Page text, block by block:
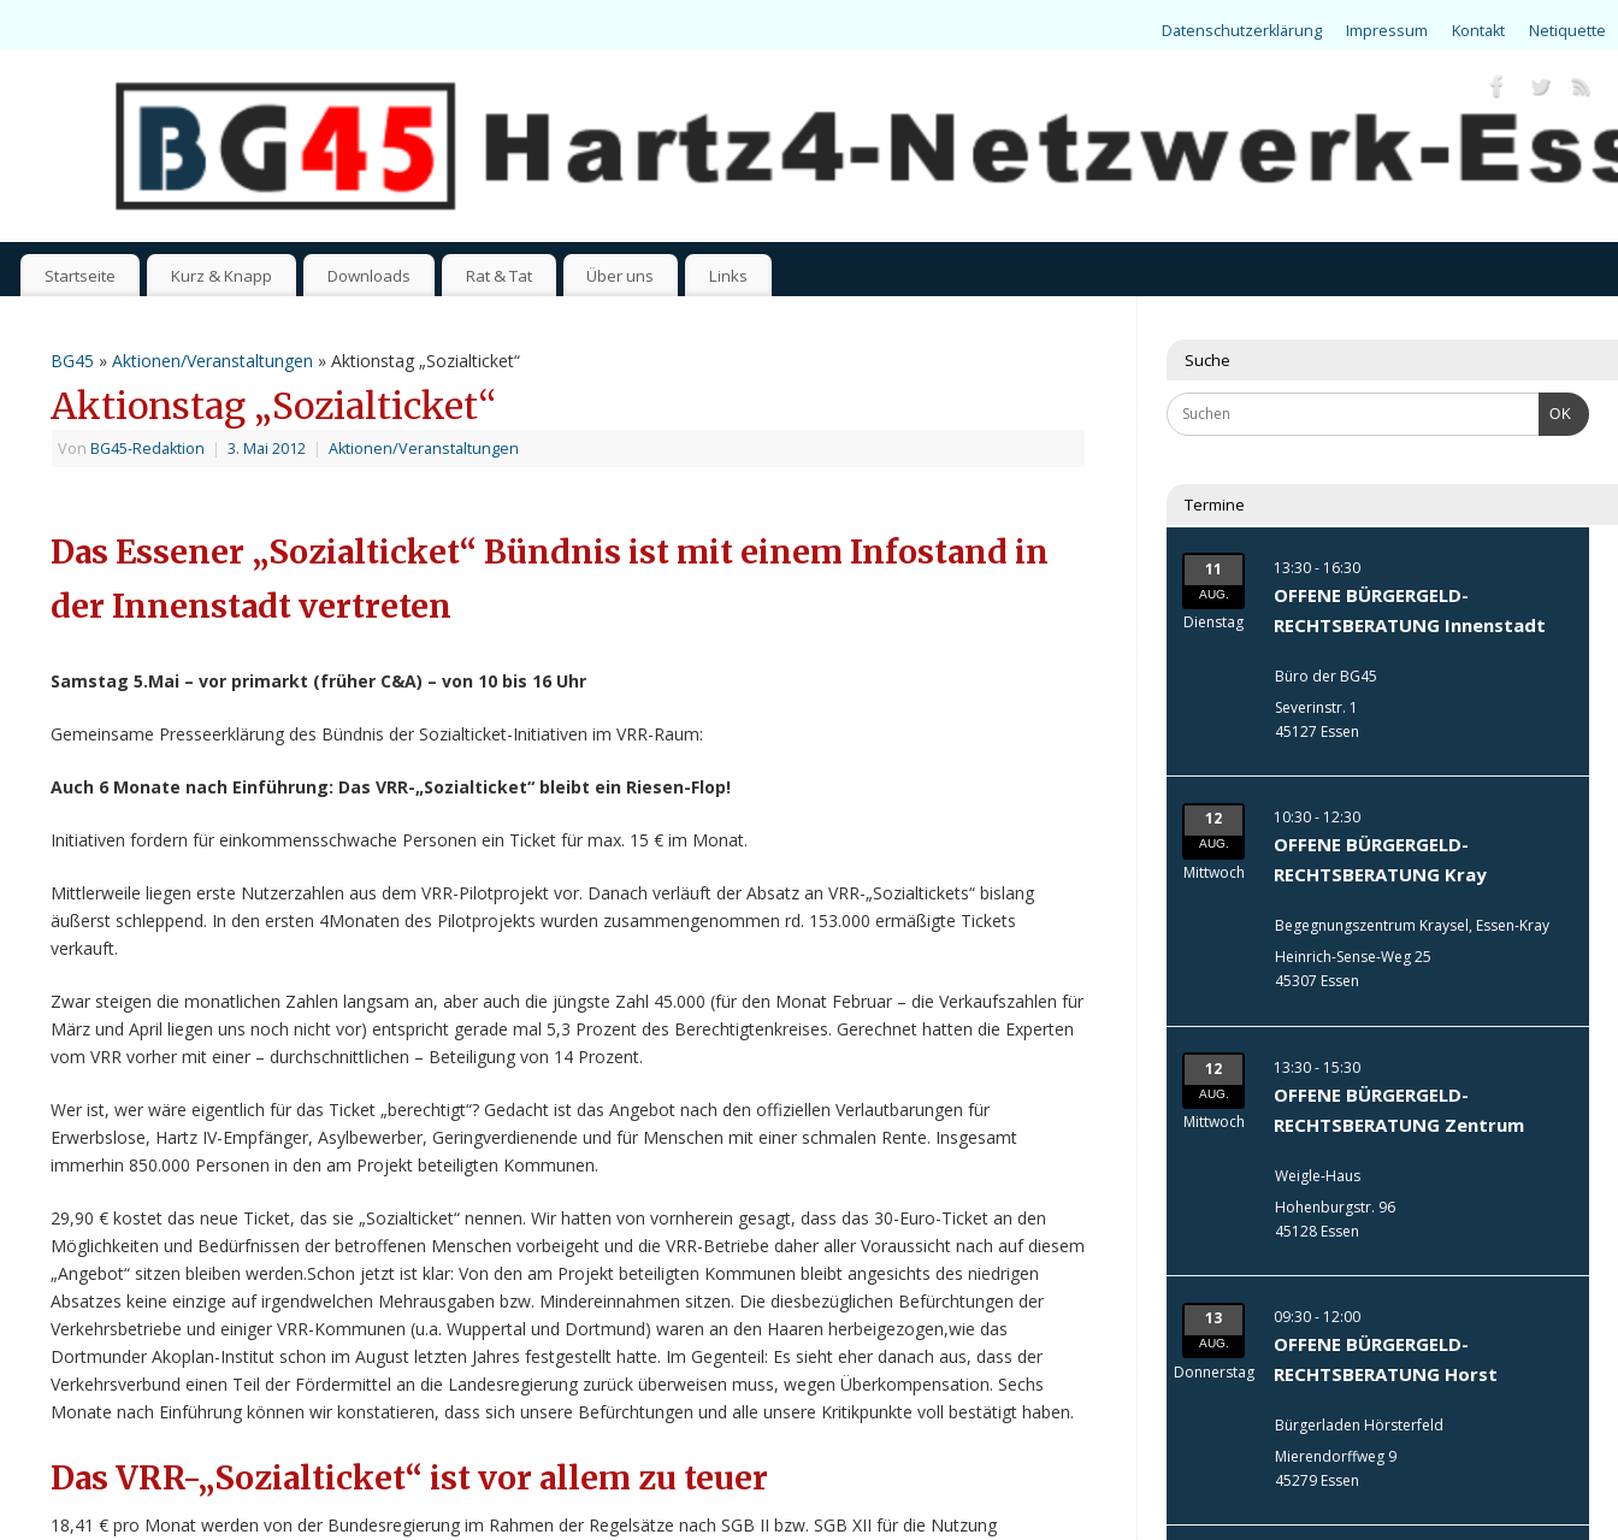
Datenschutzerklärung Impressum Kontakt Netiquette
Startseite Kurz & Knapp Downloads Rat & Tat Über uns Links
BG45 » Aktionen/Veranstaltungen » Aktionstag „Sozialticket“
Aktionstag „Sozialticket“
Von BG45-Redaktion | 3. Mai 2012 | Aktionen/Veranstaltungen
Das Essener „Sozialticket“ Bündnis ist mit einem Infostand in
der Innenstadt vertreten
Samstag 5.Mai – vor primarkt (früher C&A) – von 10 bis 16 Uhr
Gemeinsame Presseerklärung des Bündnis der Sozialticket-Initiativen im VRR-Raum:
Auch 6 Monate nach Einführung: Das VRR-„Sozialticket“ bleibt ein Riesen-Flop!
Initiativen fordern für einkommensschwache Personen ein Ticket für max. 15 € im Monat.
Mittlerweile liegen erste Nutzerzahlen aus dem VRR-Pilotprojekt vor. Danach verläuft der Absatz an VRR-„Sozialtickets“ bislang
äußerst schleppend. In den ersten 4Monaten des Pilotprojekts wurden zusammengenommen rd. 153.000 ermäßigte Tickets
verkauft.
Zwar steigen die monatlichen Zahlen langsam an, aber auch die jüngste Zahl 45.000 (für den Monat Februar – die Verkaufszahlen für
März und April liegen uns noch nicht vor) entspricht gerade mal 5,3 Prozent des Berechtigtenkreises. Gerechnet hatten die Experten
vom VRR vorher mit einer – durchschnittlichen – Beteiligung von 14 Prozent.
Wer ist, wer wäre eigentlich für das Ticket „berechtigt“? Gedacht ist das Angebot nach den offiziellen Verlautbarungen für
Erwerbslose, Hartz IV-Empfänger, Asylbewerber, Geringverdienende und für Menschen mit einer schmalen Rente. Insgesamt
immerhin 850.000 Personen in den am Projekt beteiligten Kommunen.
29,90 € kostet das neue Ticket, das sie „Sozialticket“ nennen. Wir hatten von vornherein gesagt, dass das 30-Euro-Ticket an den
Möglichkeiten und Bedürfnissen der betroffenen Menschen vorbeigeht und die VRR-Betriebe daher aller Voraussicht nach auf diesem
„Angebot“ sitzen bleiben werden.Schon jetzt ist klar: Von den am Projekt beteiligten Kommunen bleibt angesichts des niedrigen
Absatzes keine einzige auf irgendwelchen Mehrausgaben bzw. Mindereinnahmen sitzen. Die diesbezüglichen Befürchtungen der
Verkehrsbetriebe und einiger VRR-Kommunen (u.a. Wuppertal und Dortmund) waren an den Haaren herbeigezogen,wie das
Dortmunder Akoplan-Institut schon im August letzten Jahres festgestellt hatte. Im Gegenteil: Es sieht eher danach aus, dass der
Verkehrsverbund einen Teil der Fördermittel an die Landesregierung zurück überweisen muss, wegen Überkompensation. Sechs
Monate nach Einführung können wir konstatieren, dass sich unsere Befürchtungen und alle unsere Kritikpunkte voll bestätigt haben.
Das VRR-„Sozialticket“ ist vor allem zu teuer
18,41 € pro Monat werden von der Bundesregierung im Rahmen der Regelsätze nach SGB II bzw. SGB XII für die Nutzung
Suche
OK
Termine
11
AUG.
Dienstag
13:30 - 16:30
OFFENE BÜRGERGELD-
RECHTSBERATUNG Innenstadt
Büro der BG45
Severinstr. 1
45127 Essen
12
AUG.
Mittwoch
10:30 - 12:30
OFFENE BÜRGERGELD-
RECHTSBERATUNG Kray
Begegnungszentrum Kraysel, Essen-Kray
Heinrich-Sense-Weg 25
45307 Essen
12
AUG.
Mittwoch
13:30 - 15:30
OFFENE BÜRGERGELD-
RECHTSBERATUNG Zentrum
Weigle-Haus
Hohenburgstr. 96
45128 Essen
13
AUG.
Donnerstag
09:30 - 12:00
OFFENE BÜRGERGELD-
RECHTSBERATUNG Horst
Bürgerladen Hörsterfeld
Mierendorffweg 9
45279 Essen